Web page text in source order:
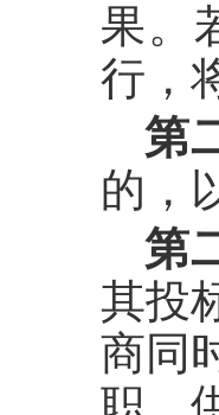
果。
行，
第
的，
第
其投
商同